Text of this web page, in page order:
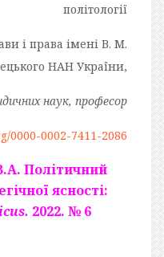
політології
і права імені В. М.
НАН України,
наук, професор
0000-0002-7411-2086
Політичний
ясності:
2022. № 6